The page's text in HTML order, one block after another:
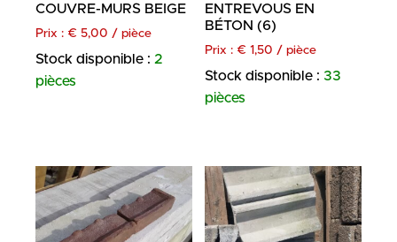
COUVRE-MURS BEIGE
Prix : € 5,00 / pièce
Stock disponible : 2
pièces
ENTREVOUS EN
BÉTON (6)
Prix : € 1,50 / pièce
Stock disponible : 33
pièces